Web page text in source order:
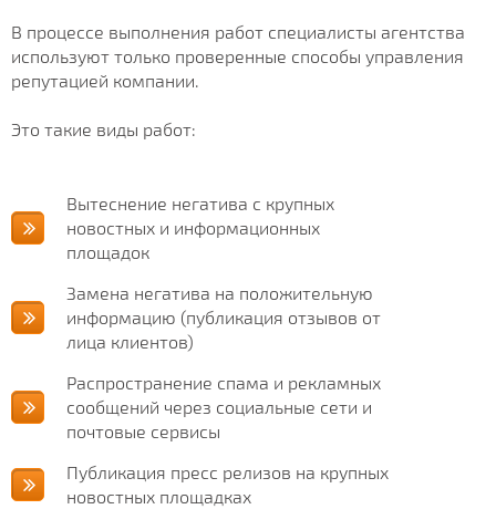
В процессе выполнения работ специалисты агентства
используют только проверенные способы управления
репутацией компании.
Это такие виды работ:
Вытеснение негатива с крупных
новостных и информационных
площадок
Замена негатива на положительную
информацию (публикация отзывов от
лица клиентов)
Распространение спама и рекламных
сообщений через социальные сети и
почтовые сервисы
Публикация пресс релизов на крупных
новостных площадках